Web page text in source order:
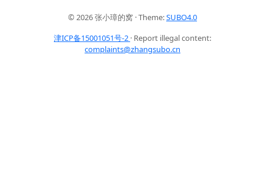
© 2026 张小璋的窝 · Theme:SUBO4.0
津ICP备15001051号-2 · Report illegal content:
complaints@zhangsubo.cn